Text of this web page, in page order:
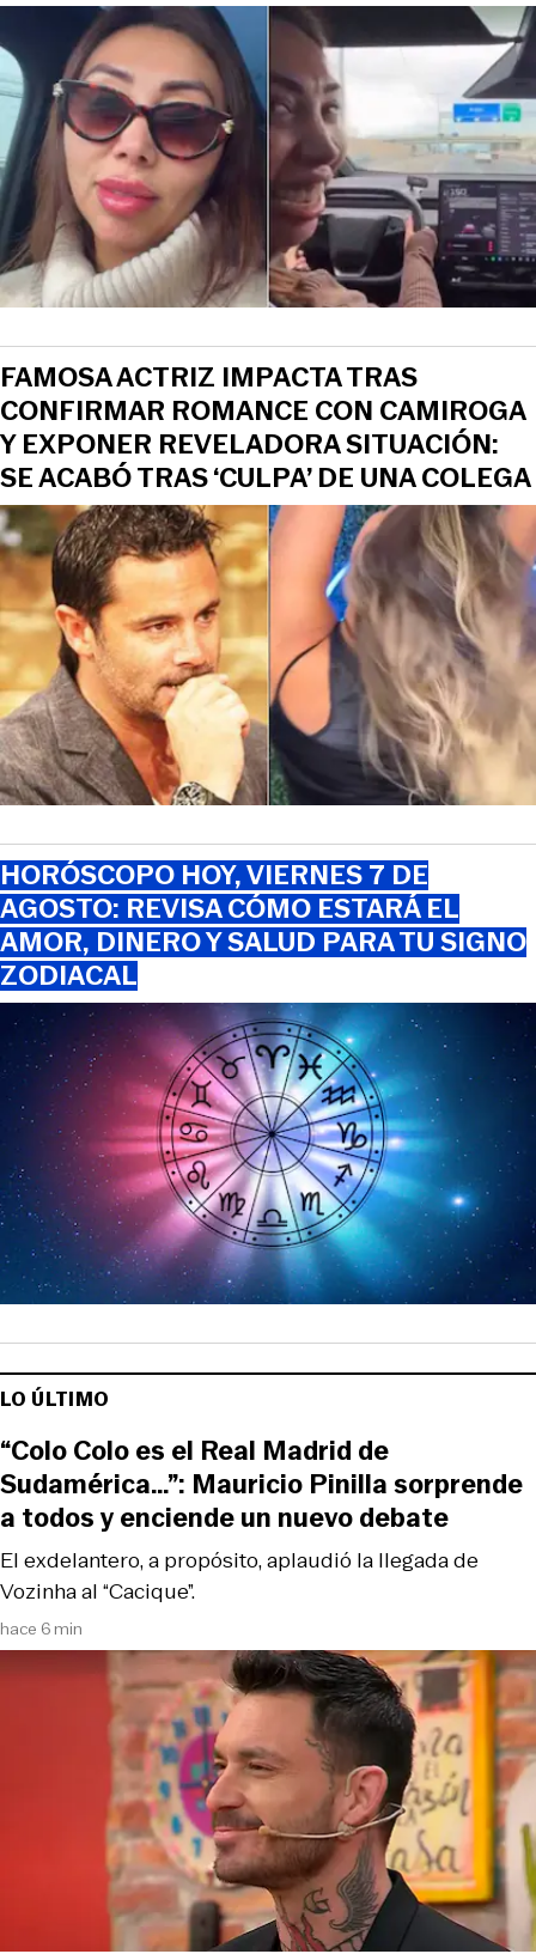
FAMOSA ACTRIZ IMPACTA TRAS
CONFIRMAR ROMANCE CON CAMIROGA
Y EXPONER REVELADORA SITUACIÓN:
SE ACABÓ TRAS ‘CULPA’ DE UNA COLEGA
HORÓSCOPO HOY, VIERNES 7 DE
AGOSTO: REVISA CÓMO ESTARÁ EL
AMOR, DINERO Y SALUD PARA TU SIGNO
ZODIACAL
LO ÚLTIMO
hace 6 min
El exdelantero, a propósito, aplaudió la llegada de
Vozinha al “Cacique”.
“Colo Colo es el Real Madrid de
Sudamérica…”: Mauricio Pinilla sorprende
a todos y enciende un nuevo debate